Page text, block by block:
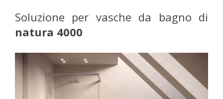
Soluzione per vasche da bagno di
natura 4000